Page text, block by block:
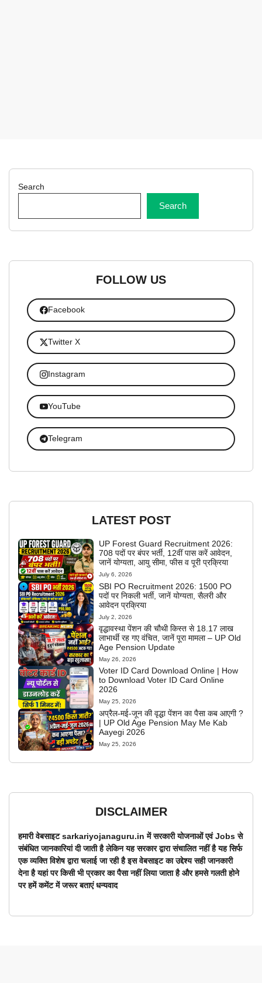
Search
Search
FOLLOW US
Facebook
Twitter X
Instagram
YouTube
Telegram
LATEST POST
UP Forest Guard Recruitment 2026:
708 पदों पर बंपर भर्ती, 12वीं पास करें आवेदन,
जानें योग्यता, आयु सीमा, फीस व पूरी प्रक्रिया
July 6, 2026
SBI PO Recruitment 2026: 1500 PO
पदों पर निकली भर्ती, जानें योग्यता, सैलरी और
आवेदन प्रक्रिया
July 2, 2026
वृद्धावस्था पेंशन की चौथी किस्त से 18.17 लाख
लाभार्थी रह गए वंचित, जानें पूरा मामला – UP Old
Age Pension Update
May 26, 2026
Voter ID Card Download Online | How
to Download Voter ID Card Online
2026
May 25, 2026
अप्रैल-मई-जून की वृद्धा पेंशन का पैसा कब आएगी ?
| UP Old Age Pension May Me Kab
Aayegi 2026
May 25, 2026
DISCLAIMER
हमारी वेबसाइट sarkariyojanaguru.in में सरकारी योजनाओं एवं Jobs से
संबंधित जानकारियां दी जाती है लेकिन यह सरकार द्वारा संचालित नहीं है यह सिर्फ
एक व्यक्ति विशेष द्वारा चलाई जा रही है इस वेबसाइट का उद्देश्य सही जानकारी
देना है यहां पर किसी भी प्रकार का पैसा नहीं लिया जाता है और हमसे गलती होने
पर हमें कमेंट में जरूर बताएं धन्यवाद